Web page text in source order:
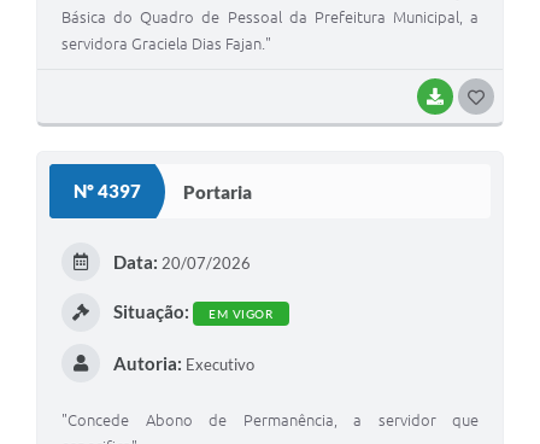
BAIXAR
Básica do Quadro de Pessoal da Prefeitura Municipal, a
servidora Graciela Dias Fajan."
Nº 4397 Portaria
Data: 20/07/2026
Situação: EM VIGOR
Autoria: Executivo
"Concede Abono de Permanência, a servidor que